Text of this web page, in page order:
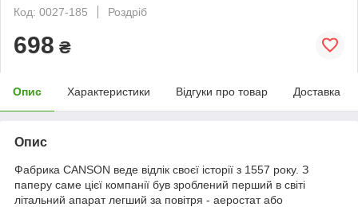
Код: 0027-185
Роздріб
698 ₴
Опис Характеристики Відгуки про товар Доставка
Опис
Фабрика CANSON веде відлік своєї історії з 1557 року. З
паперу саме цієї компанії був зроблений перший в світі
літальний апарат легший за повітря - аеростат або